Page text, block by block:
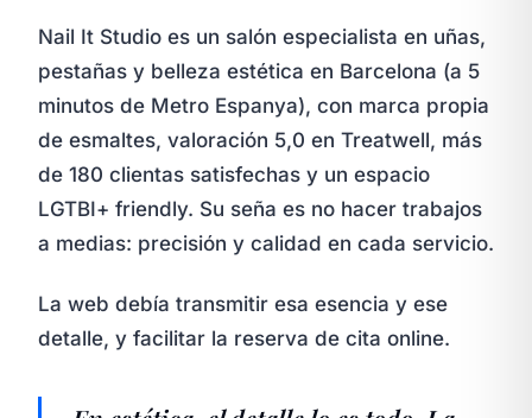
Nail It Studio es un salón especialista en uñas,
pestañas y belleza estética en Barcelona (a 5
minutos de Metro Espanya), con marca propia
de esmaltes, valoración 5,0 en Treatwell, más
de 180 clientas satisfechas y un espacio
LGTBI+ friendly. Su seña es no hacer trabajos
a medias: precisión y calidad en cada servicio.
La web debía transmitir esa esencia y ese
detalle, y facilitar la reserva de cita online.